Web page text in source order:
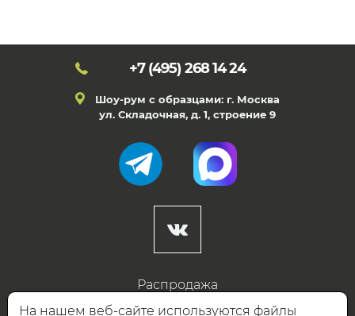
+7 (495) 268 14 24
Шоу-рум с образцами: г. Москва
ул. Складочная, д. 1, строение 9
Распродажа
Готовые дизайны
На нашем веб-сайте используются файлы